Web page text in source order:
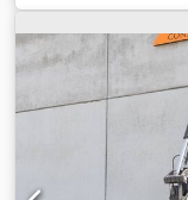
funcionamento:
modelo: 2012
Informações
22.600 kg
Certificação CE:
Estado visual:
Aiey En Ndexokr
primeira mão,